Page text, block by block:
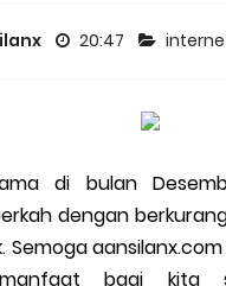
20:47
di bulan
dengan
Semoga
bagi kita